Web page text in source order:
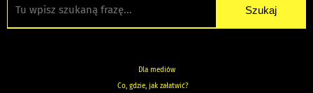
Dla mediów
Co, gdzie, jak załatwić?